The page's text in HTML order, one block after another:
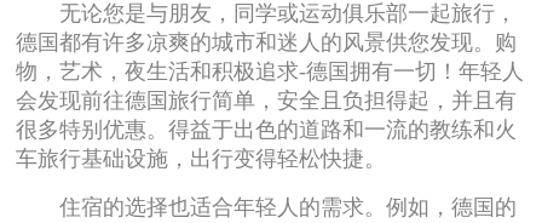
无论您是与朋友，同学或运动俱乐部一起旅行，
德国都有许多凉爽的城市和迷人的风景供您发现。购
物，艺术，夜生活和积极追求-德国拥有一切！年轻人
会发现前往德国旅行简单，安全且负担得起，并且有
很多特别优惠。得益于出色的道路和一流的教练和火
车旅行基础设施，出行变得轻松快捷。
住宿的选择也适合年轻人的需求。例如，德国的